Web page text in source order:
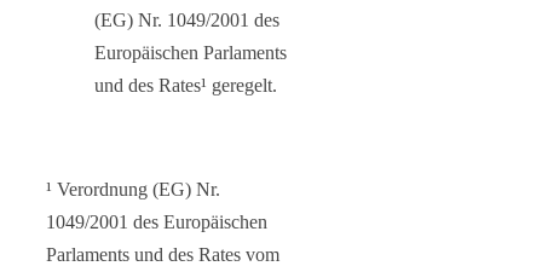
(EG) Nr. 1049/2001 des
Europäischen Parlaments
und des Rates¹ geregelt.
¹ Verordnung (EG) Nr.
1049/2001 des Europäischen
Parlaments und des Rates vom